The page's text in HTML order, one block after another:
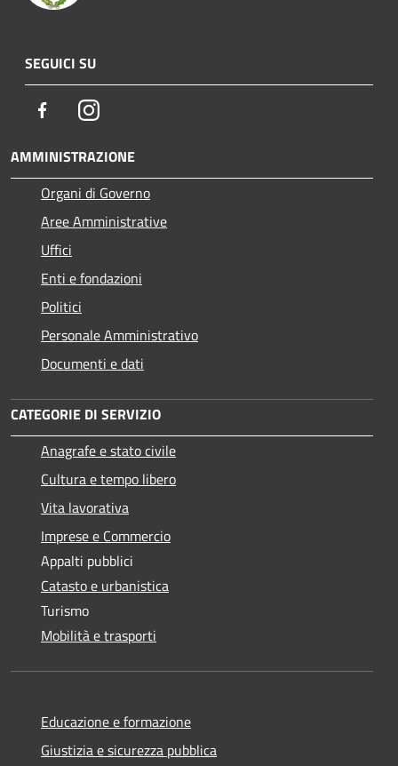
SEGUICI SU
FacebookInstagram
AMMINISTRAZIONE
Organi di Governo
Aree Amministrative
Uffici
Enti e fondazioni
Politici
Personale Amministrativo
Documenti e dati
CATEGORIE DI SERVIZIO
Anagrafe e stato civile
Cultura e tempo libero
Vita lavorativa
Imprese e Commercio
Appalti pubblici
Catasto e urbanistica
Turismo
Mobilità e trasporti
Educazione e formazione
Giustizia e sicurezza pubblica